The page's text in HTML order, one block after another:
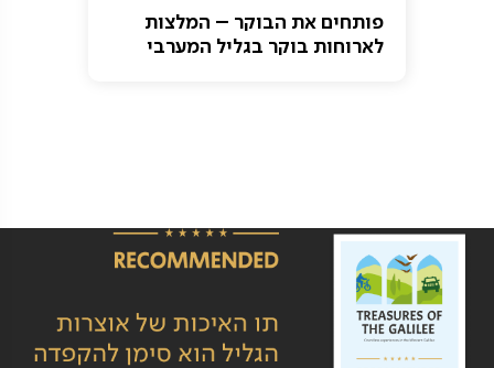
פותחים את הבוקר – המלצות
לארוחות בוקר בגליל המערבי